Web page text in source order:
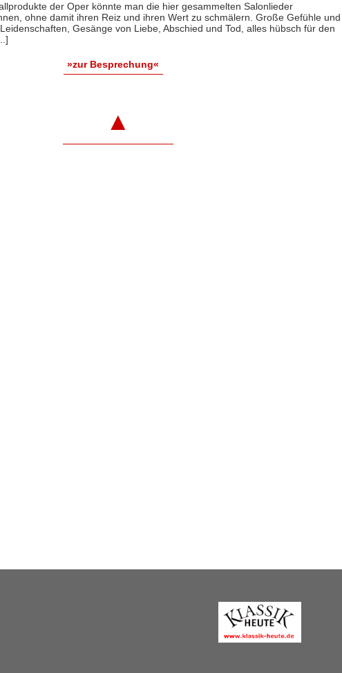
der Oper könnte man die hier gesammelten Salonlieder
ohne damit ihren Reiz und ihren Wert zu schmälern. Große Gefühle und
Gesänge von Liebe, Abschied und Tod, alles hübsch für den
»zur Besprechung«
▲